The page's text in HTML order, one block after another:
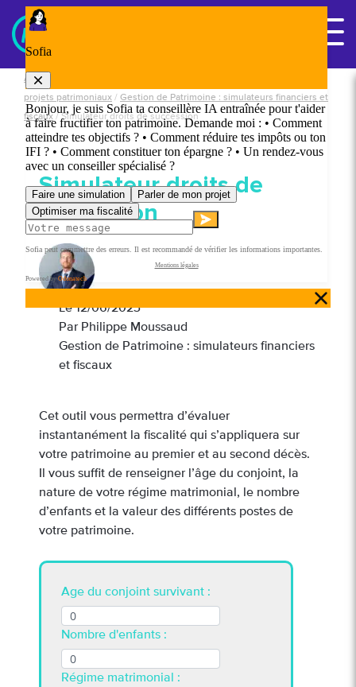
Panneau de gestion des cookies
Accueil
projets patrimoniaux / Gestion de Patrimoine : simulateurs financiers et
fiscaux / Simulateur droits de succession
Simulateur droits de
succession
Le12/06/2023
Par Philippe Moussaud
Gestion de Patrimoine : simulateurs financiers
et fiscaux
Cet outil vous permettra d’évaluer
instantanément la fiscalité qui s’appliquera sur
votre patrimoine au premier et au second décès.
Il vous suffit de renseigner l’âge du conjoint, la
nature de votre régime matrimonial, le nombre
d’enfants et la valeur des différents postes de
votre patrimoine.
Age du conjoint survivant :
Nombre d'enfants :
Régime matrimonial :